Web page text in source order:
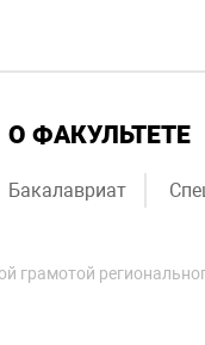
О ФАКУЛЬТЕТЕ
Бакалавриат
грамотой